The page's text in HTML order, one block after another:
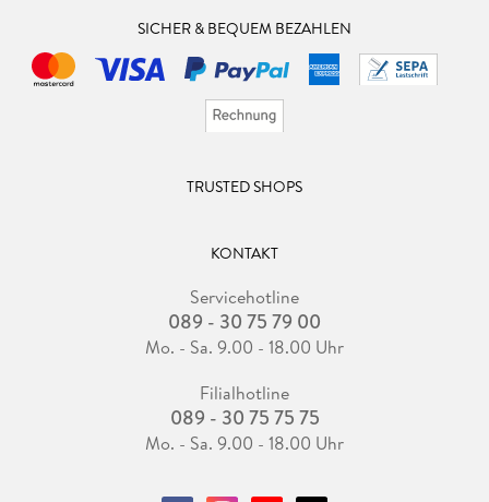
SICHER & BEQUEM BEZAHLEN
TRUSTED SHOPS
KONTAKT
Servicehotline
089 - 30 75 79 00
Mo. - Sa. 9.00 - 18.00 Uhr
Filialhotline
089 - 30 75 75 75
Mo. - Sa. 9.00 - 18.00 Uhr